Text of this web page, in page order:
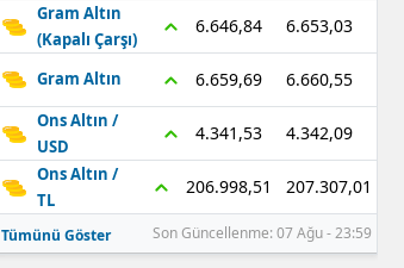
Gram Altın
(Kapalı Çarşı)
6.646,84 6.653,03
Gram Altın 6.659,69 6.660,55
Ons Altın /
USD
4.341,53 4.342,09
Ons Altın /
TL
206.998,51 207.307,01
Tümünü Göster Son Güncellenme: 07 Ağu - 23:59